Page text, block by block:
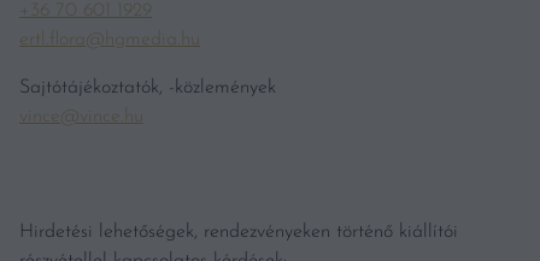
+36 70 601 1929
ertl.flora@hgmedia.hu
Sajtótájékoztatók, -közlemények
vince@vince.hu
Hirdetési lehetőségek, rendezvényeken történő kiállítói